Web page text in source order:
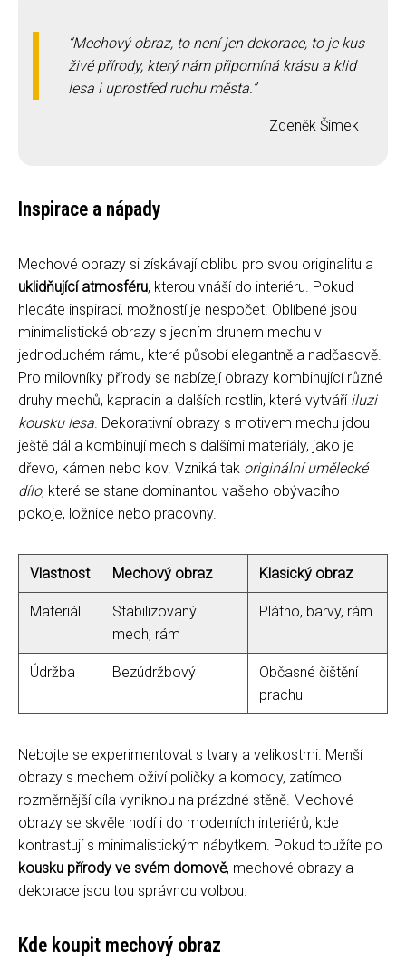
Mechový obraz, to není jen dekorace, to je kus
živé přírody, který nám připomíná krásu a klid
lesa i uprostřed ruchu města.
Zdeněk Šimek
Inspirace a nápady
Mechové obrazy si získávají oblibu pro svou originalitu a
uklidňující atmosféru, kterou vnáší do interiéru. Pokud
hledáte inspiraci, možností je nespočet. Oblíbené jsou
minimalistické obrazy s jedním druhem mechu v
jednoduchém rámu, které působí elegantně a nadčasově.
Pro milovníky přírody se nabízejí obrazy kombinující různé
druhy mechů, kapradin a dalších rostlin, které vytváří iluzi
kousku lesa. Dekorativní obrazy s motivem mechu jdou
ještě dál a kombinují mech s dalšími materiály, jako je
dřevo, kámen nebo kov. Vzniká tak originální umělecké
dílo, které se stane dominantou vašeho obývacího
pokoje, ložnice nebo pracovny.
Vlastnost Mechový obraz Klasický obraz
Materiál
Stabilizovaný
mech, rám
Plátno, barvy, rám
Údržba Bezúdržbový
Občasné čištění
prachu
Nebojte se experimentovat s tvary a velikostmi. Menší
obrazy s mechem oživí poličky a komody, zatímco
rozměrnější díla vyniknou na prázdné stěně. Mechové
obrazy se skvěle hodí i do moderních interiérů, kde
kontrastují s minimalistickým nábytkem. Pokud toužíte po
kousku přírody ve svém domově, mechové obrazy a
dekorace jsou tou správnou volbou.
Kde koupit mechový obraz